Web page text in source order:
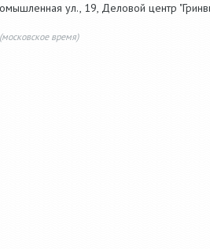
ул., 19, Деловой центр
(московское время)